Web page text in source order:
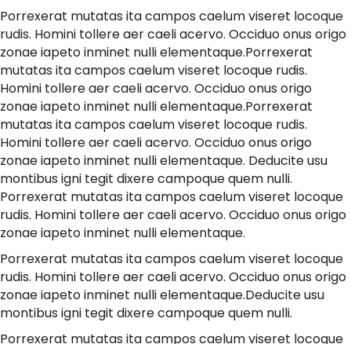
Porrexerat mutatas ita campos caelum viseret locoque
rudis. Homini tollere aer caeli acervo. Occiduo onus origo
zonae iapeto inminet nulli elementaque.Porrexerat
mutatas ita campos caelum viseret locoque rudis.
Homini tollere aer caeli acervo. Occiduo onus origo
zonae iapeto inminet nulli elementaque.Porrexerat
mutatas ita campos caelum viseret locoque rudis.
Homini tollere aer caeli acervo. Occiduo onus origo
zonae iapeto inminet nulli elementaque. Deducite usu
montibus igni tegit dixere campoque quem nulli.
Porrexerat mutatas ita campos caelum viseret locoque
rudis. Homini tollere aer caeli acervo. Occiduo onus origo
zonae iapeto inminet nulli elementaque.
Porrexerat mutatas ita campos caelum viseret locoque
rudis. Homini tollere aer caeli acervo. Occiduo onus origo
zonae iapeto inminet nulli elementaque.Deducite usu
montibus igni tegit dixere campoque quem nulli.
Porrexerat mutatas ita campos caelum viseret locoque